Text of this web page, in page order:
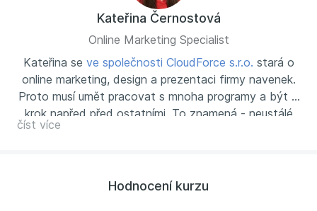
Kateřina Černostová
Online Marketing Specialist
Kateřina se ve společnosti CloudForce s.r.o. stará o
online marketing, design a prezentaci firmy navenek.
Proto musí umět pracovat s mnoha programy a být o
krok napřed před ostatními. To znamená - neustálé
studium informací a novinek týkajících se jednotlivých
v PowerPointu ukáže maximum. Naučí Vás tvořit
číst více
Hodnocení kurzu